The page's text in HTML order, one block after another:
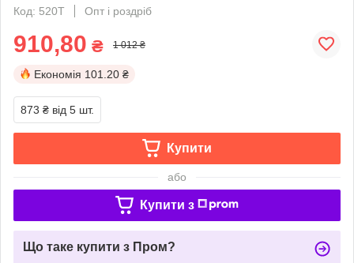
Код: 520Т
Опт і роздріб
910,80 ₴ 1 012 ₴
Економія 101.20 ₴
873 ₴ від 5 шт.
Купити
або
Купити з
Що таке купити з Пром?